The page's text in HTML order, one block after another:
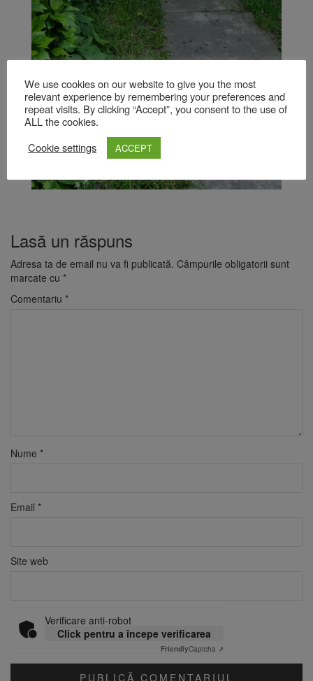
Lasă un răspuns
Adresa ta de email nu va fi publicată. Câmpurile obligatorii sunt
marcate cu *
Comentariu *
Nume *
Email *
Site web
Verificare anti-robot
Click pentru a începe verificarea
FriendlyCaptcha ⇗
We use cookies on our website to give you the most
relevant experience by remembering your preferences and
repeat visits. By clicking “Accept”, you consent to the use of
ALL the cookies.
Cookie settings
ACCEPT